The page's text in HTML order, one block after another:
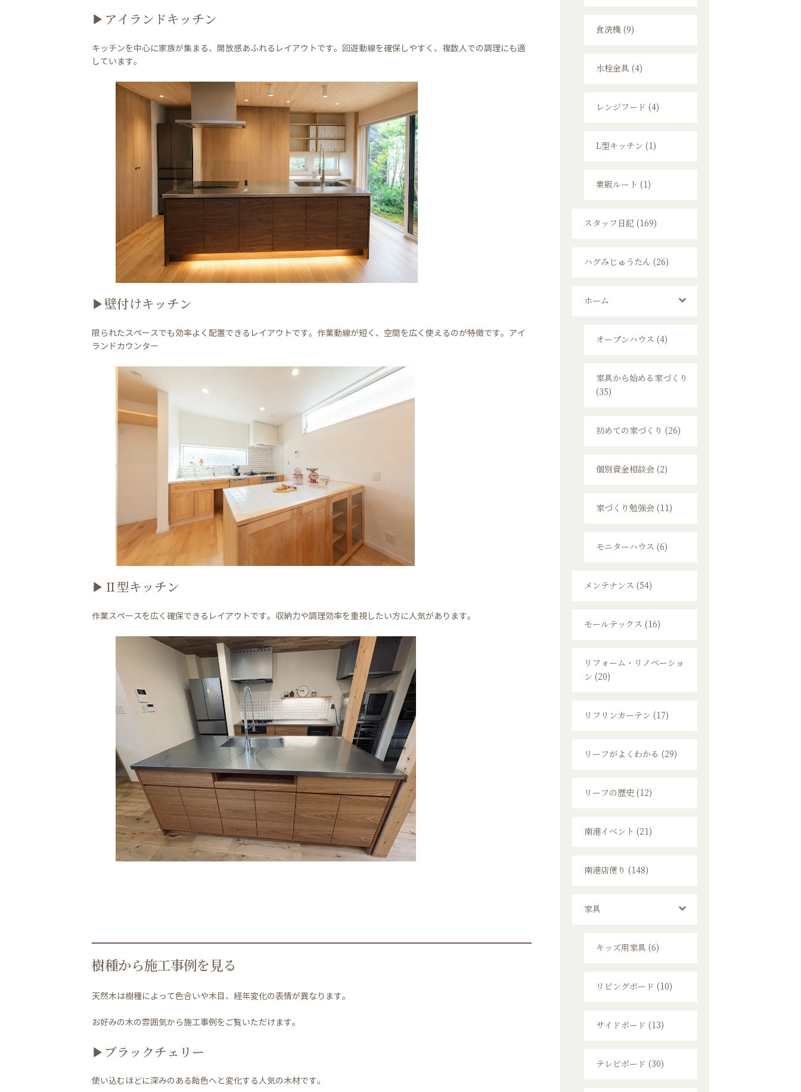
▶アイランドキッチン
キッチンを中心に家族が集まる、開放感あふれるレイアウトです。回遊動線を確保しやすく、複数人での調理にも適
しています。
▶壁付けキッチン
限られたスペースでも効率よく配置できるレイアウトです。作業動線が短く、空間を広く使えるのが特徴です。アイ
ランドカウンター
▶Ⅱ型キッチン
作業スペースを広く確保できるレイアウトです。収納力や調理効率を重視したい方に人気があります。
樹種から施工事例を見る
天然木は樹種によって色合いや木目、経年変化の表情が異なります。
お好みの木の雰囲気から施工事例をご覧いただけます。
▶ブラックチェリー
使い込むほどに深みのある飴色へと変化する人気の木材です。
食洗機 (9)
水栓金具 (4)
レンジフード (4)
L型キッチン (1)
業販ルート (1)
スタッフ日記 (169)
ハグみじゅうたん (26)
ホーム
オープンハウス (4)
家具から始める家づくり
(35)
初めての家づくり (26)
個別資金相談会 (2)
家づくり勉強会 (11)
モニターハウス (6)
メンテナンス (54)
モールテックス (16)
リフォーム・リノベーショ
ン (20)
リフリンカーテン (17)
リーフがよくわかる (29)
リーフの歴史 (12)
南港イベント (21)
南港店便り (148)
家具
キッズ用家具 (6)
リビングボード (10)
サイドボード (13)
テレビボード (30)